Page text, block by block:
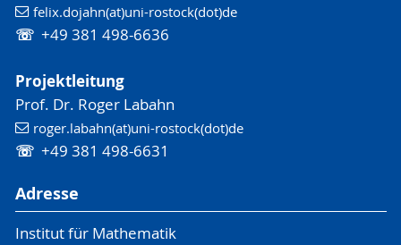
felix.dojahn(at)uni-rostock(dot)de
☏+49 381 498-6636
Projektleitung
Prof. Dr. Roger Labahn
roger.labahn(at)uni-rostock(dot)de
☏+49 381 498-6631
Adresse
Institut für Mathematik